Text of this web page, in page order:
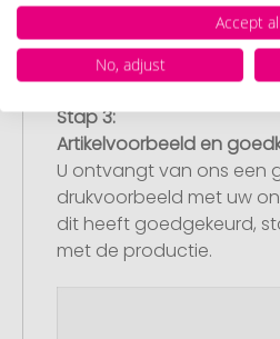
Stap 3:
Artikelvoorbeeld en
U ontvangt van ons een
drukvoorbeeld met uw
dit heeft goedgekeurd,
met de productie.
Accept all
No, adjust